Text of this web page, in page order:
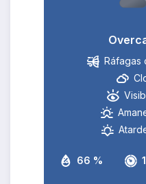
66 %
Ráfagas